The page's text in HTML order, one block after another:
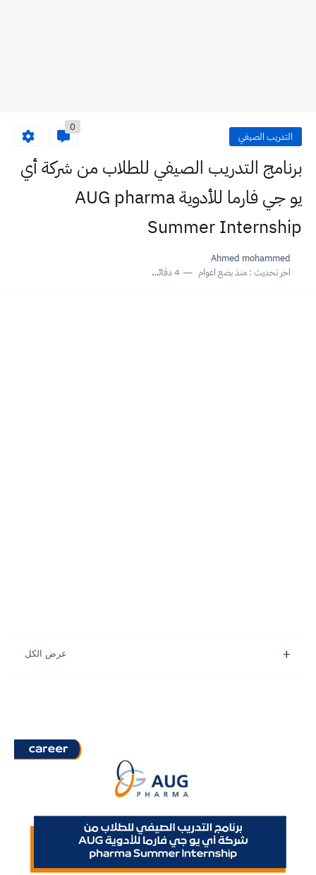
التدريب الصيفي
0
برنامج التدريب الصيفي للطلاب من شركة أي
يو جي فارما للأدوية AUG pharma
Summer Internship
Ahmed mohammed
اخر تحديث :منذ بضع اعوام 4 دقائق للقراءة